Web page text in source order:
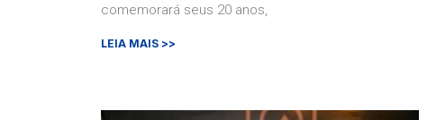
comemorará seus 20 anos,
LEIA MAIS >>